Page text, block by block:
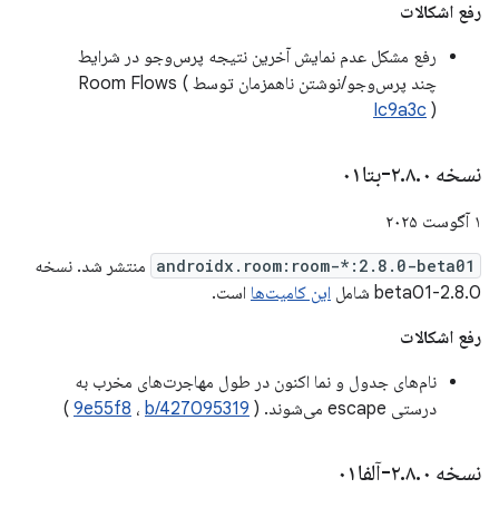
رفع اشکالات
رفع مشکل عدم نمایش آخرین نتیجه پرس‌وجو در شرایط
چند پرس‌وجو/نوشتن ناهمزمان توسط Room Flows (
Ic9a3c )
نسخه ۲ .۸.۰-بتا۰۱
۱ آگوست ۲۰۲۵
androidx.room:room-*:2.8.0-beta01 منتشر شد. نسخه
2.8.0-beta01 شامل
این کامیت‌ها است.
رفع اشکالات
نام‌های جدول و نما اکنون در طول مهاجرت‌های مخرب به
درستی escape می‌شوند. (
9e55f8 ، b/427095319
)
نسخه ۲ .۸.۰-آلفا۰۱